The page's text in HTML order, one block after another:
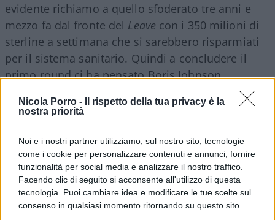
Nicola Porro -
Il rispetto della tua privacy è la
nostra priorità
Noi e i nostri partner utilizziamo, sul nostro sito, tecnologie
come i cookie per personalizzare contenuti e annunci, fornire
funzionalità per social media e analizzare il nostro traffico.
Facendo clic di seguito si acconsente all'utilizzo di questa
tecnologia. Puoi cambiare idea e modificare le tue scelte sul
consenso in qualsiasi momento ritornando su questo sito
evidente richiamo a quello sfoderato tre anni e
mezzo fa dal fronte del Leave con i 350 milioni di
sterline a settimana che si sarebbero risparmiati
per il sistema sanitario. Quindi a concludere il
primo round ci ha pensato Boris Johnson,
invitando gli elettori ad unirsi a lui per porre fine
allo sfiancante ritardo nel completareBrexit
e
Corbyn a Downing Street ci sarà il rischio di un
secondo referendum anche sull’indipendenza di
Edimburgo.